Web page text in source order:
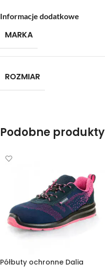
Informacje dodatkowe
MARKA
ROZMIAR
Podobne produkty
Półbuty ochronne Dalia